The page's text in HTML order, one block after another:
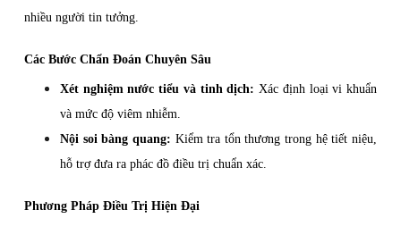
nhiều người tin tưởng.
Các Bước Chẩn Đoán Chuyên Sâu
Xét nghiệm nước tiểu và tinh dịch: Xác định loại vi khuẩn
và mức độ viêm nhiễm.
Nội soi bàng quang: Kiểm tra tổn thương trong hệ tiết niệu,
hỗ trợ đưa ra phác đồ điều trị chuẩn xác.
Phương Pháp Điều Trị Hiện Đại